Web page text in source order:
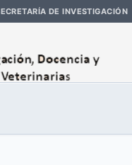
DE INVESTIGACIÓN